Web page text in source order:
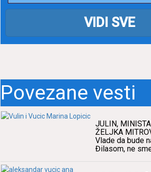
VIDI SVE
Povezane vesti
JULIN,
ŽELJKA
Vlаde dа bude
Đilаsom, ne